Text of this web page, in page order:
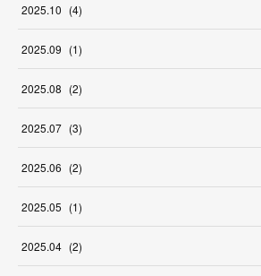
2025.10 (4)
2025.09 (1)
2025.08 (2)
2025.07 (3)
2025.06 (2)
2025.05 (1)
2025.04 (2)